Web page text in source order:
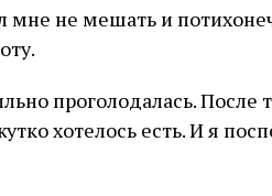
не мешать и
проголодалась. После
хотелось есть. И я